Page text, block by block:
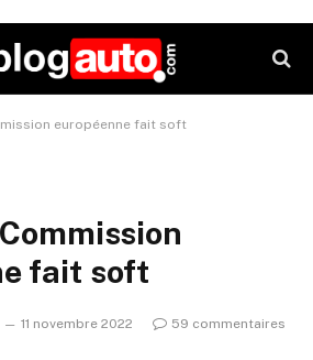
européenne fait soft
fait soft
11 novembre 2022 59 commentaires